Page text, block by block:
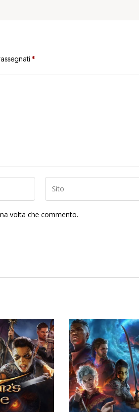
*
volta che commento.